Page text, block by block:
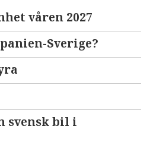
våren 2027
Sverige?
svensk bil i